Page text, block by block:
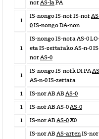
norAS-laPA
1
IS-nongo IS-nor IS-nor
0IS-nongo DA-non
1
IS-nongo IS-nora AS-0
eta IS-zertarako AS-n-0
norAS-0
1
IS-nongo IS-nork DI PA
AS-n-0 IS-zertara
1
IS-nor AB AB AS-0
1
IS-nor AB AS-0AS-0
1
IS-nor AB AS-0X0
IS-nor AB AS-arrenIS-nor